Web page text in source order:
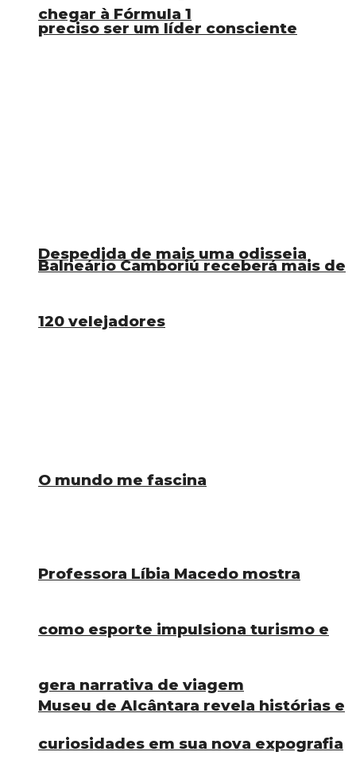
preciso ser um líder consciente
Despedida de mais uma odisseia
O mundo me fascina
Museu de Alcântara revela histórias e
curiosidades em sua nova expografia
chegar à Fórmula 1
Balneário Camboriú receberá mais de
120 velejadores
Professora Líbia Macedo mostra
como esporte impulsiona turismo e
gera narrativa de viagem